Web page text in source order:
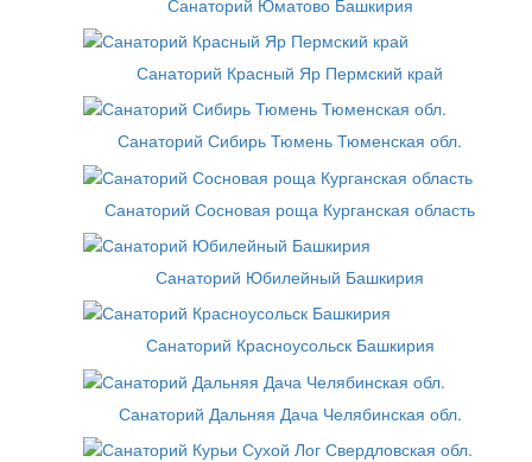
Санаторий Красный Яр Пермский край
Санаторий Сибирь Тюмень Тюменская обл.
Санаторий Сосновая роща Курганская область
Санаторий Юбилейный Башкирия
Санаторий Красноусольск Башкирия
Санаторий Дальняя Дача Челябинская обл.